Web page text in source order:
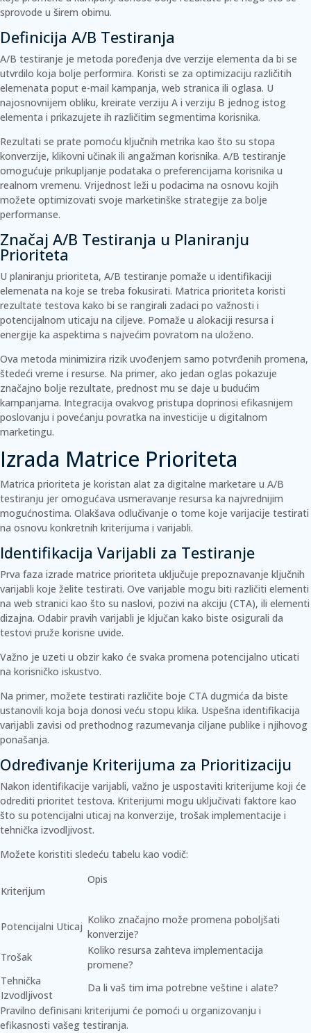
sprovode u širem obimu.
Definicija A/B Testiranja
A/B testiranje je metoda poređenja dve verzije elementa da bi se
utvrdilo koja bolje performira. Koristi se za optimizaciju različitih
elemenata poput e-mail kampanja, web stranica ili oglasa. U
najosnovnijem obliku, kreirate verziju A i verziju B jednog istog
elementa i prikazujete ih različitim segmentima korisnika.
Rezultati se prate pomoću ključnih metrika kao što su stopa
konverzije, klikovni učinak ili angažman korisnika. A/B testiranje
omogućuje prikupljanje podataka o preferencijama korisnika u
realnom vremenu. Vrijednost leži u podacima na osnovu kojih
možete optimizovati svoje marketinške strategije za bolje
performanse.
Značaj A/B Testiranja u Planiranju
Prioriteta
U planiranju prioriteta, A/B testiranje pomaže u identifikaciji
elemenata na koje se treba fokusirati. Matrica prioriteta koristi
rezultate testova kako bi se rangirali zadaci po važnosti i
potencijalnom uticaju na ciljeve. Pomaže u alokaciji resursa i
energije ka aspektima s najvećim povratom na uloženo.
Ova metoda minimizira rizik uvođenjem samo potvrđenih promena,
štedeći vreme i resurse. Na primer, ako jedan oglas pokazuje
značajno bolje rezultate, prednost mu se daje u budućim
kampanjama. Integracija ovakvog pristupa doprinosi efikasnijem
poslovanju i povećanju povratka na investicije u digitalnom
marketingu.
Izrada Matrice Prioriteta
Matrica prioriteta je koristan alat za digitalne marketare u A/B
testiranju jer omogućava usmeravanje resursa ka najvrednijim
mogućnostima. Olakšava odlučivanje o tome koje varijacije testirati
na osnovu konkretnih kriterijuma i varijabli.
Identifikacija Varijabli za Testiranje
Prva faza izrade matrice prioriteta uključuje prepoznavanje ključnih
varijabli koje želite testirati. Ove varijable mogu biti različiti elementi
na web stranici kao što su naslovi, pozivi na akciju (CTA), ili elementi
dizajna. Odabir pravih varijabli je ključan kako biste osigurali da
testovi pruže korisne uvide.
Važno je uzeti u obzir kako će svaka promena potencijalno uticati
na korisničko iskustvo.
Na primer, možete testirati različite boje CTA dugmića da biste
ustanovili koja boja donosi veću stopu klika. Uspešna identifikacija
varijabli zavisi od prethodnog razumevanja ciljane publike i njihovog
ponašanja.
Određivanje Kriterijuma za Prioritizaciju
Nakon identifikacije varijabli, važno je uspostaviti kriterijume koji će
odrediti prioritet testova. Kriterijumi mogu uključivati faktore kao
što su potencijalni uticaj na konverzije, trošak implementacije i
tehnička izvodljivost.
Možete koristiti sledeću tabelu kao vodič:
Kriterijum
Opis
Potencijalni Uticaj
Koliko značajno može promena poboljšati
konverzije?
Trošak
Koliko resursa zahteva implementacija
promene?
Tehnička
Izvodljivost
Da li vaš tim ima potrebne veštine i alate?
Pravilno definisani kriterijumi će pomoći u organizovanju i
efikasnosti vašeg testiranja.